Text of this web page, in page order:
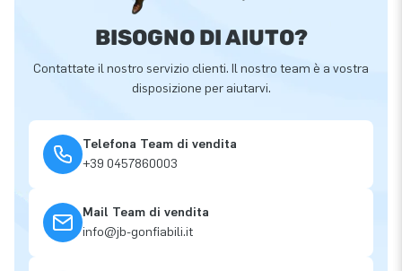
BISOGNO DI AIUTO?
Contattate il nostro servizio clienti. Il nostro team è a vostra
disposizione per aiutarvi.
Telefona Team di vendita
+39 0457860003
Mail Team di vendita
info@jb-gonfiabili.it